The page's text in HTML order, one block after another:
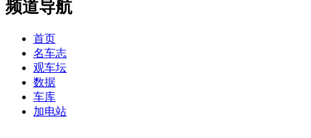
频道导航
首页
名车志
观车坛
数据
车库
加电站